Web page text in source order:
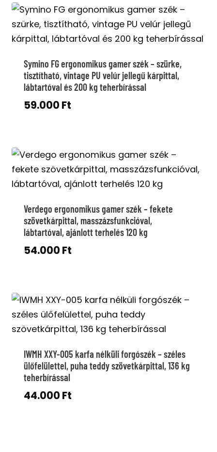
Symino FG ergonomikus gamer szék – szürke,
tisztítható, vintage PU velúr jellegű kárpittal,
lábtartóval és 200 kg teherbírással
59.000 Ft
Verdego ergonomikus gamer szék – fekete
szövetkárpittal, masszázsfunkcióval,
lábtartóval, ajánlott terhelés 120 kg
54.000 Ft
IWMH XXY-005 karfa nélküli forgószék – széles
ülőfelülettel, puha teddy szövetkárpittal, 136 kg
teherbírással
44.000 Ft